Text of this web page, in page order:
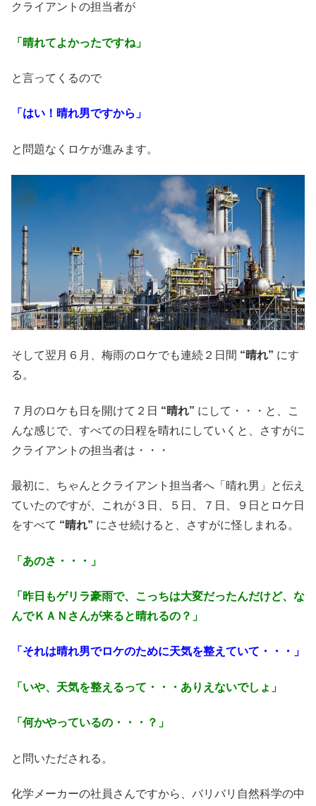
クライアントの担当者が
「晴れてよかったですね」
と言ってくるので
「はい！晴れ男ですから」
と問題なくロケが進みます。
そして翌月６月、梅雨のロケでも連続２日間 “晴れ” にす
る。
７月のロケも日を開けて２日 “晴れ” にして・・・と、こ
んな感じで、すべての日程を晴れにしていくと、さすがに
クライアントの担当者は・・・
最初に、ちゃんとクライアント担当者へ「晴れ男」と伝え
ていたのですが、これが３日、５日、７日、９日とロケ日
をすべて “晴れ” にさせ続けると、さすがに怪しまれる。
「あのさ・・・」
「昨日もゲリラ豪雨で、こっちは大変だったんだけど、な
んでＫＡＮさんが来ると晴れるの？」
「それは晴れ男でロケのために天気を整えていて・・・」
「いや、天気を整えるって・・・ありえないでしょ」
「何かやっているの・・・？」
と問いただされる。
化学メーカーの社員さんですから、バリバリ自然科学の中